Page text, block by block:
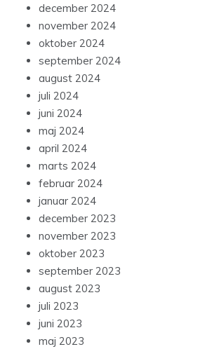
december 2024
november 2024
oktober 2024
september 2024
august 2024
juli 2024
juni 2024
maj 2024
april 2024
marts 2024
februar 2024
januar 2024
december 2023
november 2023
oktober 2023
september 2023
august 2023
juli 2023
juni 2023
maj 2023